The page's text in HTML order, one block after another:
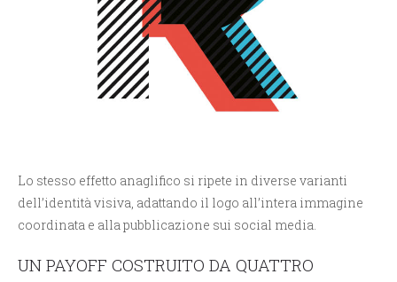
Lo stesso effetto anaglifico si ripete in diverse varianti
dell’identità visiva, adattando il logo all’intera immagine
coordinata e alla pubblicazione sui social media.
UN PAYOFF COSTRUITO DA QUATTRO